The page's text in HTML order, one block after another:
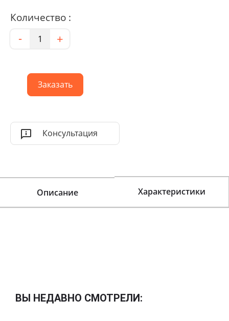
Количество :
Количество
- +
Заказать
Консультация
Описание Характеристики
ВЫ НЕДАВНО СМОТРЕЛИ: